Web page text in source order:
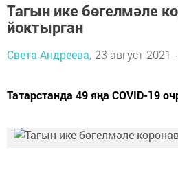
Тагын ике бөгелмәле
йоктырган
Света Андреева, 23 август 2021
Татарстанда 49 яңа COVID-19